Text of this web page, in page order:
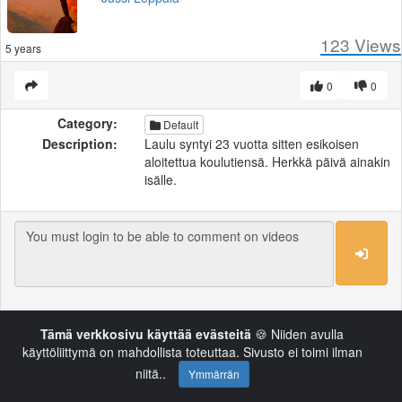
5 years 123 Views
0
0
Category: Default
Description:
Laulu syntyi 23 vuotta sitten esikoisen
aloitettua koulutiensä. Herkkä päivä ainakin
isälle.
Load More
Tämä verkkosivu käyttää evästeitä 🍪 Niiden avulla
käyttöliittymä on mahdollista toteuttaa. Sivusto ei toimi ilman
niitä..
Ymmärrän